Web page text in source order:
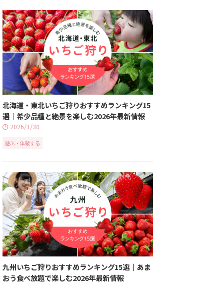
北海道・東北いちご狩りおすすめランキング15
選｜希少品種と絶景を楽しむ2026年最新情報
2026/1/30
遊ぶ・体験する
九州いちご狩りおすすめランキング15選｜あま
おう食べ放題で楽しむ2026年最新情報